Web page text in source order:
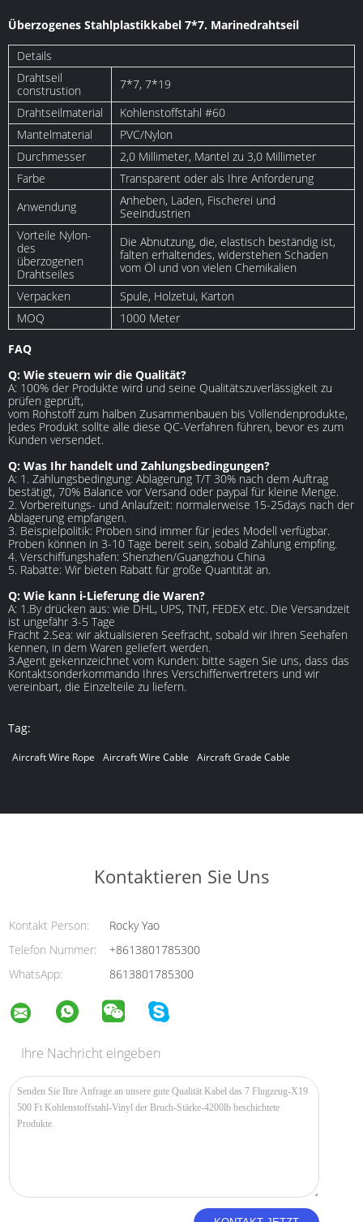
Überzogenes Stahlplastikkabel 7*7. Marinedrahtseil
Details
Drahtseil
construstion
7*7, 7*19
Drahtseilmaterial
Kohlenstoffstahl #60
Mantelmaterial
PVC/Nylon
Durchmesser
2,0 Millimeter, Mantel zu 3,0 Millimeter
Farbe
Transparent oder als Ihre Anforderung
Anwendung
Anheben, Laden, Fischerei und
Seeindustrien
Vorteile Nylon-
des
überzogenen
Drahtseiles
Die Abnutzung, die, elastisch beständig ist,
falten erhaltendes, widerstehen Schaden
vom Öl und von vielen Chemikalien
Verpacken
Spule, Holzetui, Karton
MOQ
1000 Meter
FAQ
Q: Wie steuern wir die Qualität?
A: 100% der Produkte wird und seine Qualitätszuverlässigkeit zu
prüfen geprüft,
vom Rohstoff zum halben Zusammenbauen bis Vollendenprodukte,
Jedes Produkt sollte alle diese QC-Verfahren führen, bevor es zum
Kunden versendet.
Q: Was Ihr handelt und Zahlungsbedingungen?
A: 1. Zahlungsbedingung: Ablagerung T/T 30% nach dem Auftrag
bestätigt, 70% Balance vor Versand oder paypal für kleine Menge.
2. Vorbereitungs- und Anlaufzeit: normalerweise 15-25days nach der
Ablagerung empfangen.
3. Beispielpolitik: Proben sind immer für jedes Modell verfügbar.
Proben können in 3-10 Tage bereit sein, sobald Zahlung empfing.
4. Verschiffungshafen: Shenzhen/Guangzhou China
5. Rabatte: Wir bieten Rabatt für große Quantität an.
Q: Wie kann i-Lieferung die Waren?
A: 1.By drücken aus: wie DHL, UPS, TNT, FEDEX etc. Die Versandzeit
ist ungefähr 3-5 Tage
Fracht 2.Sea: wir aktualisieren Seefracht, sobald wir Ihren Seehafen
kennen, in dem Waren geliefert werden.
3.Agent gekennzeichnet vom Kunden: bitte sagen Sie uns, dass das
Kontaktsonderkommando Ihres Verschiffenvertreters und wir
vereinbart, die Einzelteile zu liefern.
Tag:
Aircraft Wire Rope Aircraft Wire Cable Aircraft Grade Cable
Kontaktieren Sie Uns
Kontakt Person:
Rocky Yao
Telefon Nummer:
+8613801785300
WhatsApp:
8613801785300
Ihre Nachricht eingeben